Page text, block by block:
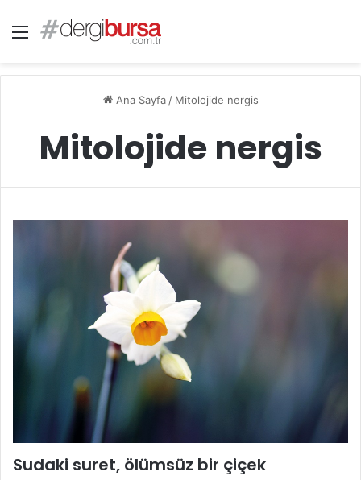
Menü
Ana Sayfa / Mitolojide nergis
Mitolojide nergis
Sudaki suret, ölümsüz bir çiçek